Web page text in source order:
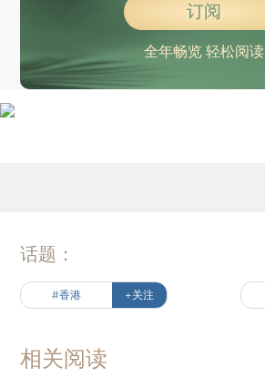
订阅
全年畅览 轻松阅读
话题：
#香港 +关注
相关阅读